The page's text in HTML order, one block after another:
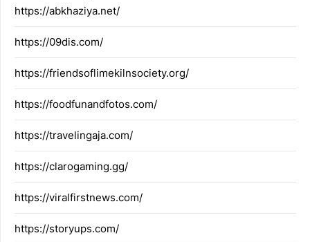
https://abkhaziya.net/
https://09dis.com/
https://friendsoflimekilnsociety.org/
https://foodfunandfotos.com/
https://travelingaja.com/
https://clarogaming.gg/
https://viralfirstnews.com/
https://storyups.com/